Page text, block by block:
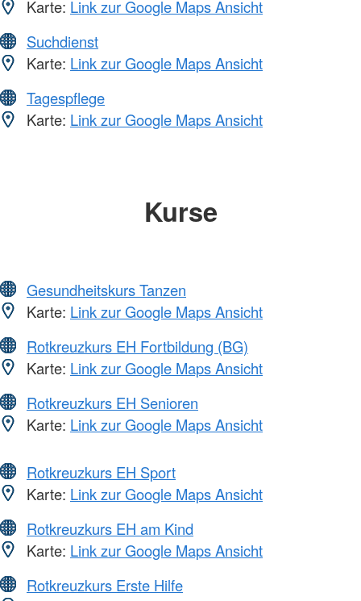
Karte: Link zur Google Maps Ansicht
Suchdienst
Karte: Link zur Google Maps Ansicht
Tagespflege
Karte: Link zur Google Maps Ansicht
Kurse
Gesundheitskurs Tanzen
Karte: Link zur Google Maps Ansicht
Rotkreuzkurs EH Fortbildung (BG)
Karte: Link zur Google Maps Ansicht
Rotkreuzkurs EH Senioren
Karte: Link zur Google Maps Ansicht
Rotkreuzkurs EH Sport
Karte: Link zur Google Maps Ansicht
Rotkreuzkurs EH am Kind
Karte: Link zur Google Maps Ansicht
Rotkreuzkurs Erste Hilfe